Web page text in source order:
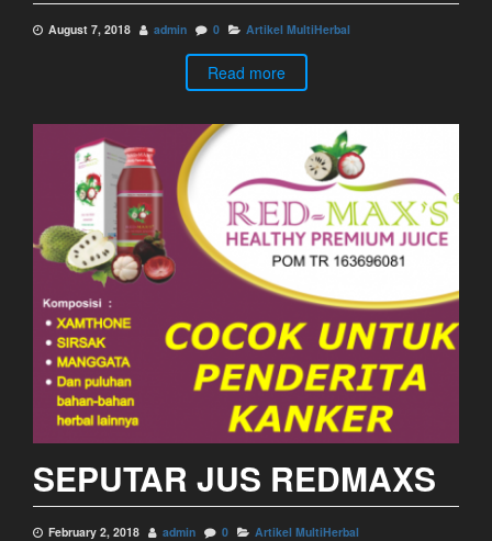
August 7, 2018 admin 0 Artikel MultiHerbal
Read more
SEPUTAR JUS REDMAXS
February 2, 2018 admin 0 Artikel MultiHerbal